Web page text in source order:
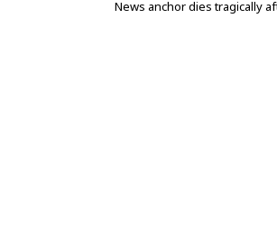
News anchor dies tragically